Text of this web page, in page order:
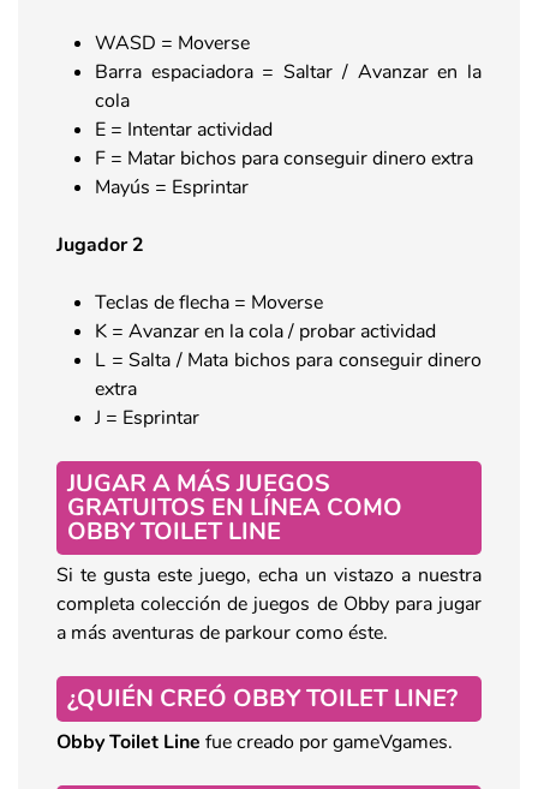
WASD = Moverse
Barra espaciadora = Saltar / Avanzar en la
cola
E = Intentar actividad
F = Matar bichos para conseguir dinero extra
Mayús = Esprintar
Jugador 2
Teclas de flecha = Moverse
K = Avanzar en la cola / probar actividad
L = Salta / Mata bichos para conseguir dinero
extra
J = Esprintar
JUGAR A MÁS JUEGOS
GRATUITOS EN LÍNEA COMO
OBBY TOILET LINE
Si te gusta este juego, echa un vistazo a nuestra
completa colección de juegos de Obby para jugar
a más aventuras de parkour como éste.
¿QUIÉN CREÓ OBBY TOILET LINE?
Obby Toilet Line fue creado por gameVgames.